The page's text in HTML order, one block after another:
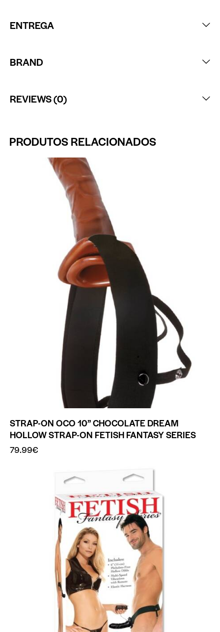
ENTREGA
BRAND
REVIEWS (0)
PRODUTOS RELACIONADOS
STRAP-ON OCO 10” CHOCOLATE DREAM
HOLLOW STRAP-ON FETISH FANTASY SERIES
79.99€